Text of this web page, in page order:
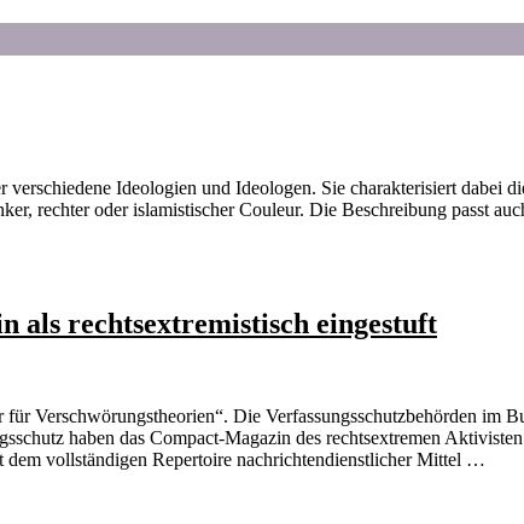
Ideologien und Ideologen. Sie charakterisiert dabei
rechter oder islamistischer Couleur. Die Beschreibung passt
als rechtsextremistisch eingestuft
Verschwörungstheorien“. Die Verfassungsschutzbehörden
haben das Compact-Magazin des rechtsextremen
dem vollständigen Repertoire nachrichtendienstlicher Mittel …